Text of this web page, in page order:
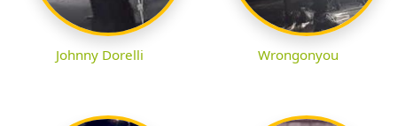
Johnny Dorelli Wrongonyou